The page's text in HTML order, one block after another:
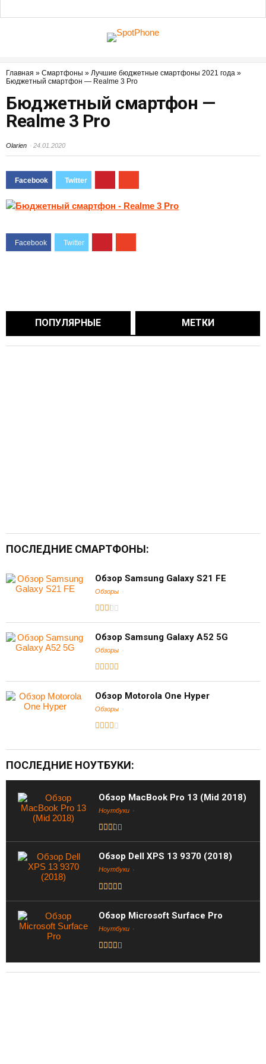
Главная » Смартфоны » Лучшие бюджетные смартфоны 2021 года »
Бюджетный смартфон — Realme 3 Pro
Бюджетный смартфон —
Realme 3 Pro
Olarien 24.01.2020
ПОПУЛЯРНЫЕ МЕТКИ
ПОСЛЕДНИЕ СМАРТФОНЫ:
Обзор Samsung Galaxy S21 FE
Обзоры
Обзор Samsung Galaxy A52 5G
Обзоры
Обзор Motorola One Hyper
Обзоры
ПОСЛЕДНИЕ НОУТБУКИ:
Обзор MacBook Pro 13 (Mid 2018)
Ноутбуки
Обзор Dell XPS 13 9370 (2018)
Ноутбуки
Обзор Microsoft Surface Pro
Ноутбуки